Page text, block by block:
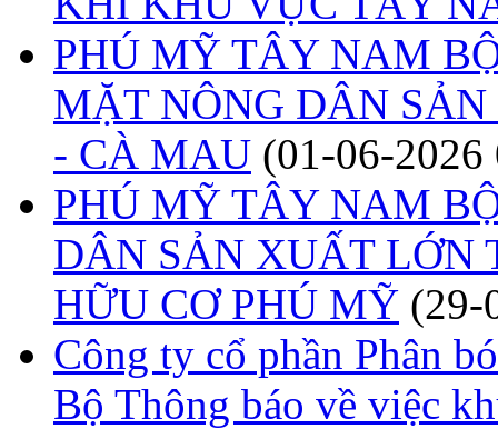
PHÚ MỸ TÂY NAM
MẶT NÔNG DÂN
- CÀ MAU (01-06-2026
PHÚ MỸ TÂY NAM
DÂN SẢN XUẤT LỚN
HỮU CƠ PHÚ MỸ (29-
Công ty cổ phần Phân
Bộ Thông báo về việc